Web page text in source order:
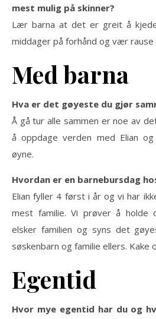
mest mulig på skinner?
Lær barna at det er greit å
middager på forhånd og vær rause
Med barna
Hva er det gøyeste du gjør
Å gå tur alle sammen er noe av
å oppdage verden med Elian
øyne.
Hvordan er en barnebursdag
Elian fyller 4 først i år og vi har
mest familie. Vi prøver å holde
elsker familien og syns det
søskenbarn og familie ellers. Kake
Egentid
Hvor mye egentid har du og